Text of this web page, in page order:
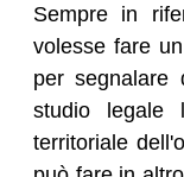
Sempre in
volesse fare
per segnalare
studio legale
territoriale